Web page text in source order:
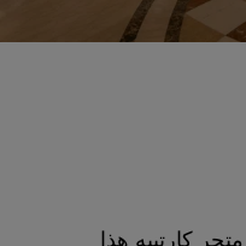
Link
كارتييه هذا